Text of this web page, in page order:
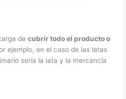
decubrir todo el producto o
ejemplo, en el caso de las latas
sería la lata y la mercancía